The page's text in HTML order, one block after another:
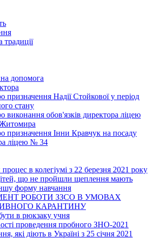
традиції
допомога
призначення Надії Стойкової у період
стану
виконання обов'язків директора ліцею
призначення Інни Кравчук на посаду
ліцею № 34
процес в колегіумі з 22 березня 2021 року
що не пройшли щеплення мають
форму навчання
РОБОТИ ЗЗСО В УМОВАХ
КАРАНТИНУ
в рюкзаку учня
проведення пробного ЗНО-2021
які діють в Україні з 25 січня 2021